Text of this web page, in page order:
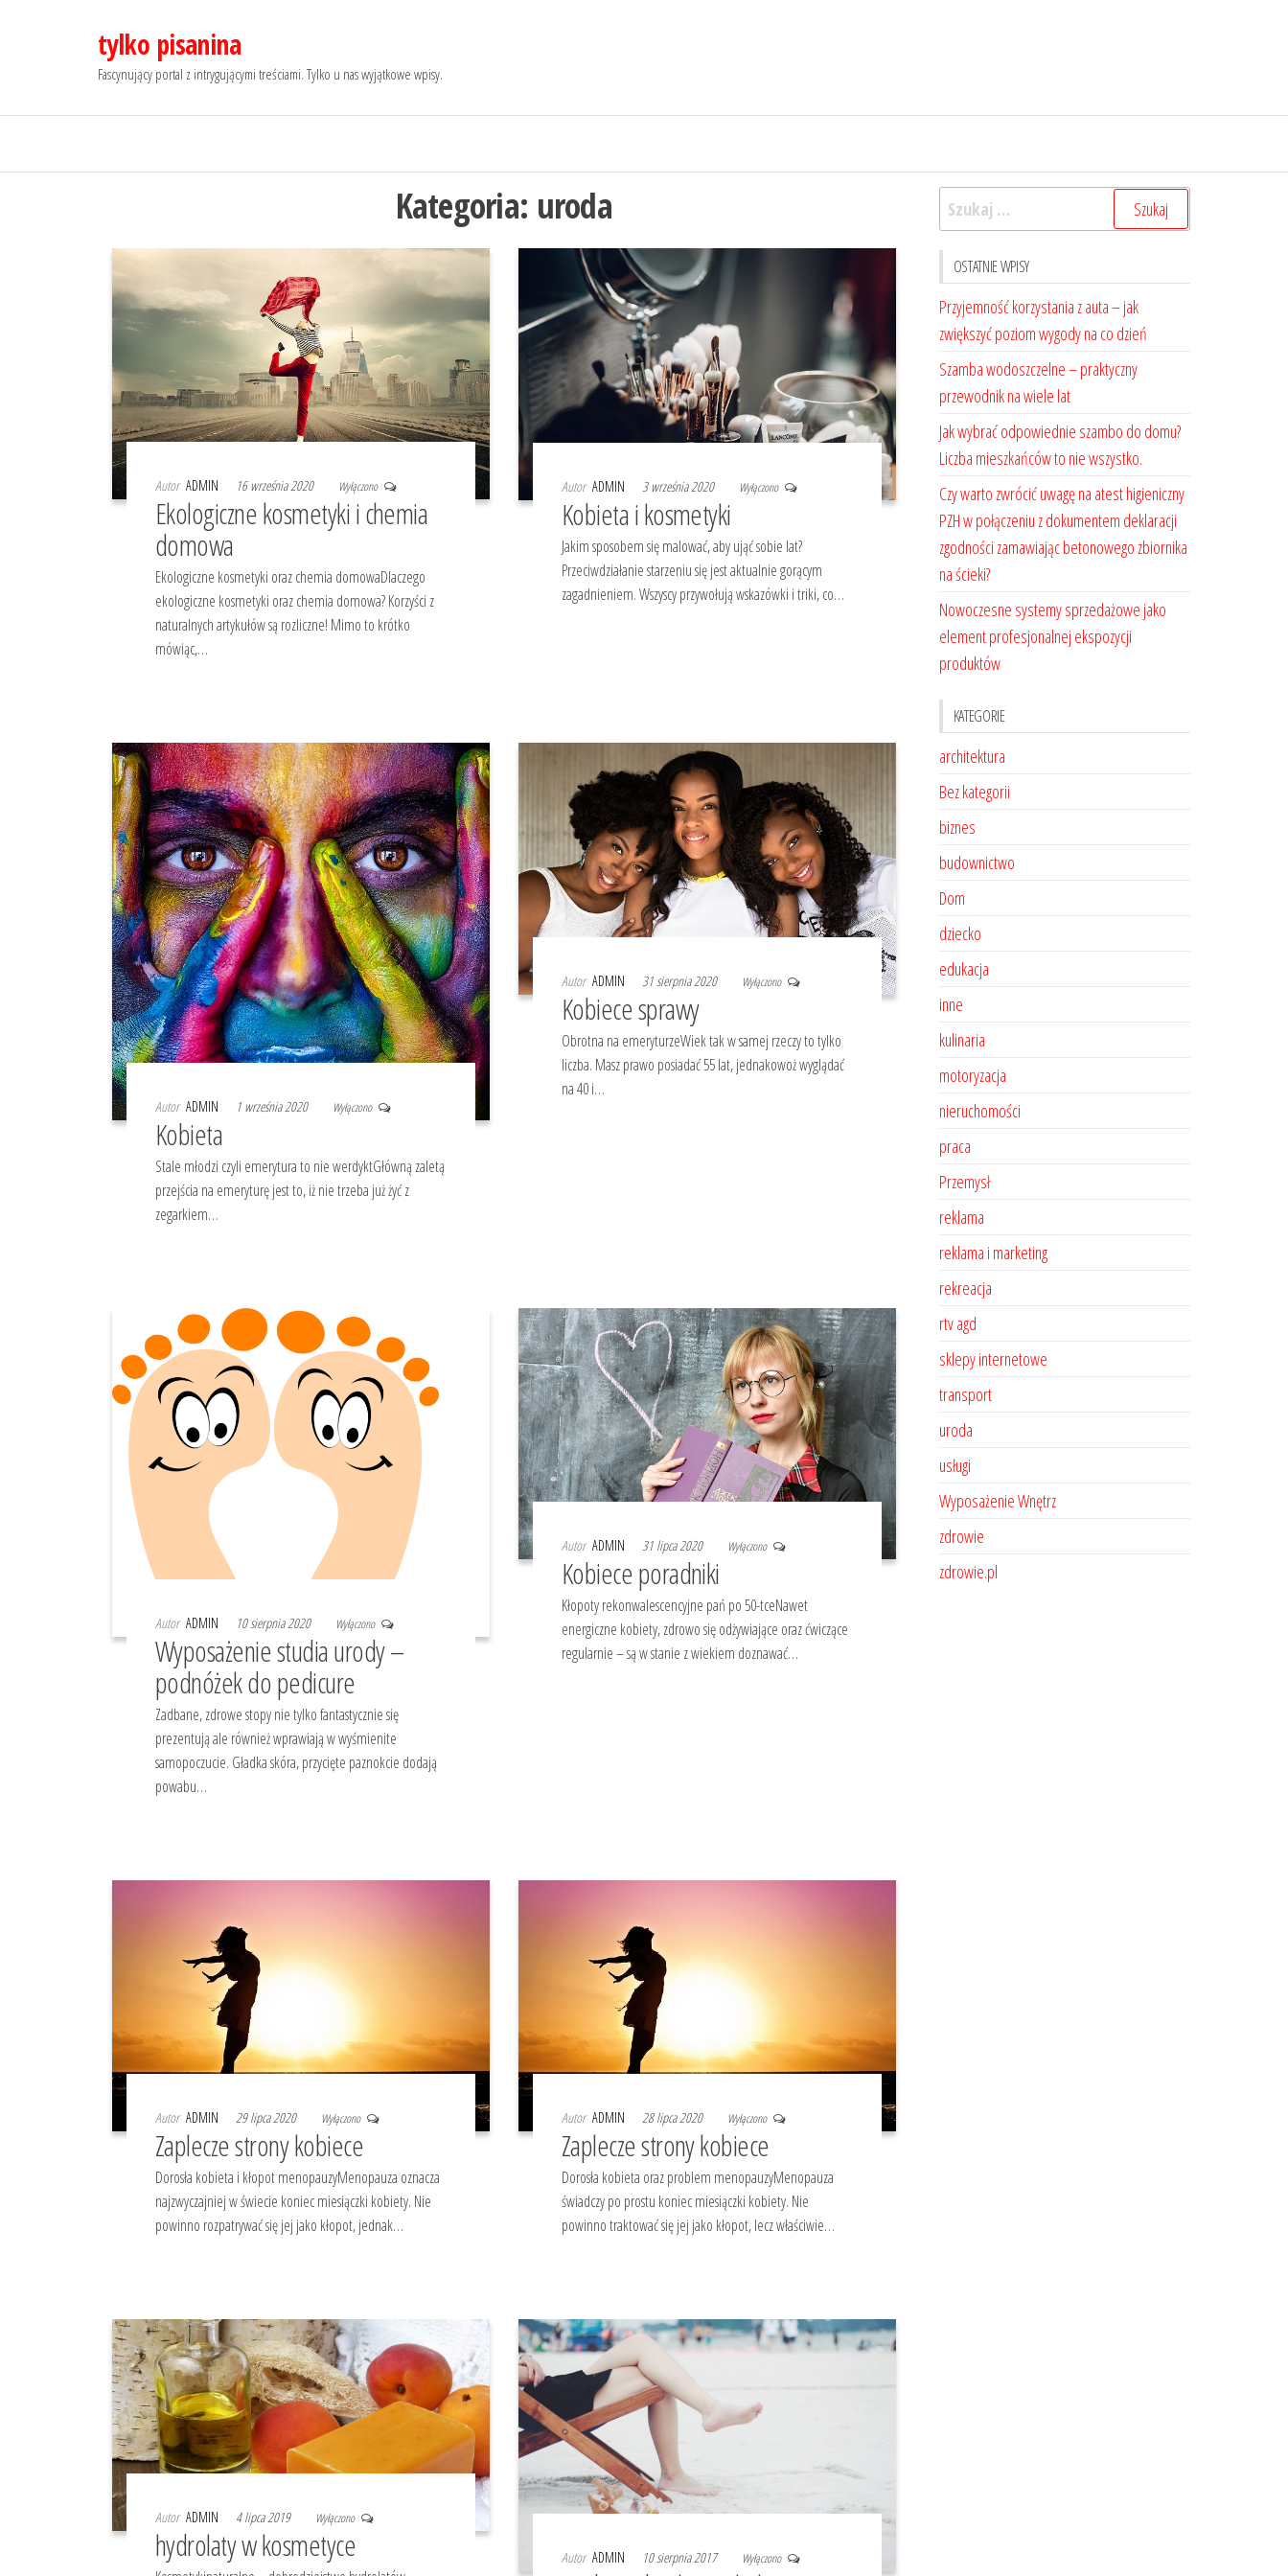
tylko pisanina
Fascynujący portal z intrygującymi treściami. Tylko u nas wyjątkowe wpisy.
Kategoria: uroda
Autor ADMIN 16 września 2020 Wyłączono
Ekologiczne kosmetyki i chemia
domowa
Ekologiczne kosmetyki oraz chemia domowaDlaczego
ekologiczne kosmetyki oraz chemia domowa? Korzyści z
naturalnych artykułów są rozliczne! Mimo to krótko
mówiąc,…
Autor ADMIN 3 września 2020 Wyłączono
Kobieta i kosmetyki
Jakim sposobem się malować, aby ująć sobie lat?
Przeciwdziałanie starzeniu się jest aktualnie gorącym
zagadnieniem. Wszyscy przywołują wskazówki i triki, co…
Autor ADMIN 1 września 2020 Wyłączono
Kobieta
Stale młodzi czyli emerytura to nie werdyktGłówną zaletą
przejścia na emeryturę jest to, iż nie trzeba już żyć z
zegarkiem…
Autor ADMIN 31 sierpnia 2020 Wyłączono
Kobiece sprawy
Obrotna na emeryturzeWiek tak w samej rzeczy to tylko
liczba. Masz prawo posiadać 55 lat, jednakowoż wyglądać
na 40 i…
Autor ADMIN 10 sierpnia 2020 Wyłączono
Wyposażenie studia urody –
podnóżek do pedicure
Zadbane, zdrowe stopy nie tylko fantastycznie się
prezentują ale również wprawiają w wyśmienite
samopoczucie. Gładka skóra, przycięte paznokcie dodają
powabu…
Autor ADMIN 31 lipca 2020 Wyłączono
Kobiece poradniki
Kłopoty rekonwalescencyjne pań po 50-tceNawet
energiczne kobiety, zdrowo się odżywiające oraz ćwiczące
regularnie – są w stanie z wiekiem doznawać…
Autor ADMIN 29 lipca 2020 Wyłączono
Zaplecze strony kobiece
Dorosła kobieta i kłopot menopauzyMenopauza oznacza
najzwyczajniej w świecie koniec miesiączki kobiety. Nie
powinno rozpatrywać się jej jako kłopot, jednak…
Autor ADMIN 28 lipca 2020 Wyłączono
Zaplecze strony kobiece
Dorosła kobieta oraz problem menopauzyMenopauza
świadczy po prostu koniec miesiączki kobiety. Nie
powinno traktować się jej jako kłopot, lecz właściwie…
Autor ADMIN 4 lipca 2019 Wyłączono
hydrolaty w kosmetyce Autor ADMIN 10 sierpnia 2017 Wyłączono
Szukaj:
OSTATNIE WPISY
Przyjemność korzystania z auta – jak
zwiększyć poziom wygody na co dzień
Szamba wodoszczelne – praktyczny
przewodnik na wiele lat
Jak wybrać odpowiednie szambo do domu?
Liczba mieszkańców to nie wszystko.
Czy warto zwrócić uwagę na atest higieniczny
PZH w połączeniu z dokumentem deklaracji
zgodności zamawiając betonowego zbiornika
na ścieki?
Nowoczesne systemy sprzedażowe jako
element profesjonalnej ekspozycji
produktów
KATEGORIE
architektura
Bez kategorii
biznes
budownictwo
Dom
dziecko
edukacja
inne
kulinaria
motoryzacja
nieruchomości
praca
Przemysł
reklama
reklama i marketing
rekreacja
rtv agd
sklepy internetowe
transport
uroda
usługi
Wyposażenie Wnętrz
zdrowie
zdrowie.pl